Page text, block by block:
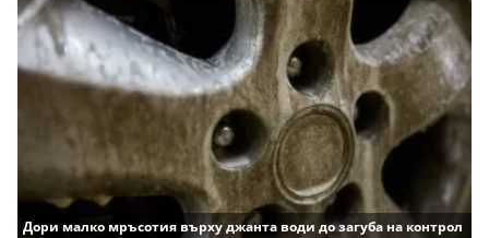
Дори малко мръсотия върху джанта води до загуба на контрол